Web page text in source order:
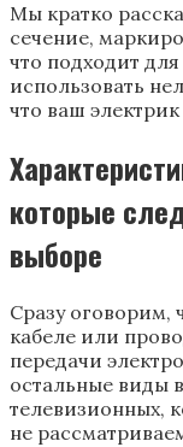
Мы кратко
сечение,
что подходит
использовать
что ваш
которые
выборе
Сразу оговорим,
кабеле или
передачи
остальные виды
телевизионных,
не